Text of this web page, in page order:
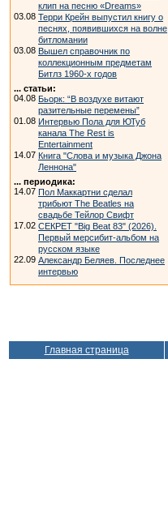
клип на песню «Dreams»
03.08 Терри Крейн выпустил книгу о
песнях, появившихся на волне
битломании
03.08 Вышел справочник по
коллекционным предметам
Битлз 1960-х годов
... статьи:
04.08 Бьорк: “В воздухе витают
разительные перемены”
01.08 Интервью Пола для ЮТуб
канала The Rest is
Entertainment
14.07 Книга "Слова и музыка Джона
Леннона"
... периодика:
14.07 Пол Маккартни сделал
трибьют The Beatles на
свадьбе Тейлор Свифт
17.02 СЕКРЕТ "Big Beat 83" (2026).
Первый мерсибит-альбом на
русском языке
22.09 Александр Беляев. Последнее
интервью
Главная страница